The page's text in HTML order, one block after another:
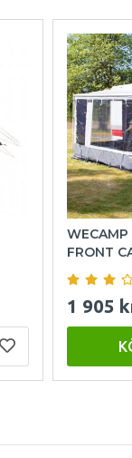
FRONT
1 905